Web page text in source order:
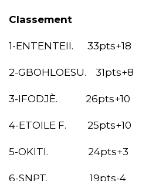
Classement
1-ENTENTEII. 33pts+18
2-GBOHLOESU. 31pts+8
3-IFODJÈ. 26pts+10
4-ETOILE F. 25pts+10
5-OKITI. 24pts+3
6-SNPT. 19pts-4